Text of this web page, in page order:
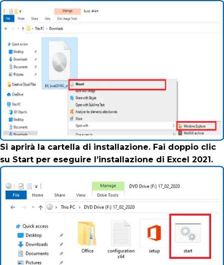
Si aprirà la cartella di installazione. Fai doppio clic
su Start per eseguire l’installazione di Excel 2021.